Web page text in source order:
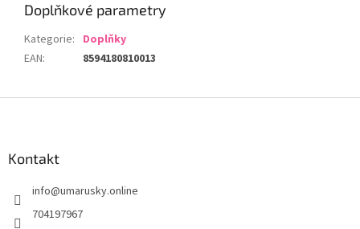
Doplňkové parametry
Kategorie: Doplňky
EAN: 8594180810013
Kontakt
info@umarusky.online
704197967